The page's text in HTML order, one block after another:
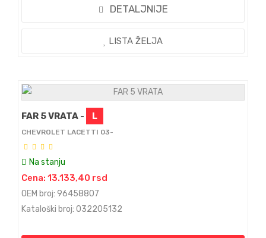
DETALJNIJE
LISTA ŽELJA
FAR 5 VRATA - L
CHEVROLET LACETTI 03-
Na stanju
Cena: 13.133,40 rsd
OEM broj: 96458807
Kataloški broj: 032205132